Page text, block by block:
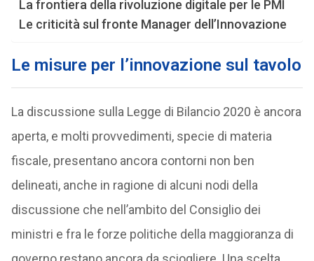
La frontiera della rivoluzione digitale per le PMI
Le criticità sul fronte Manager dell’Innovazione
Le misure per l’innovazione sul tavolo
La discussione sulla Legge di Bilancio 2020 è ancora
aperta, e molti provvedimenti, specie di materia
fiscale, presentano ancora contorni non ben
delineati, anche in ragione di alcuni nodi della
discussione che nell’ambito del Consiglio dei
ministri e fra le forze politiche della maggioranza di